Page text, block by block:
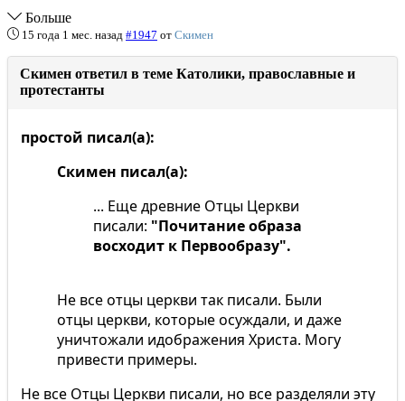
Больше
15 года 1 мес. назад #1947 от Скимен
Скимен ответил в теме Католики, православные и
протестанты
простой писал(а):
Скимен писал(а):
... Еще древние Отцы Церкви
писали: "Почитание образа
восходит к Первообразу".
Не все отцы церкви так писали. Были
отцы церкви, которые осуждали, и даже
уничтожали идображения Христа. Могу
привести примеры.
Не все Отцы Церкви писали, но все разделяли эту